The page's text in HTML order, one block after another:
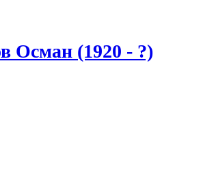
Осман (1920 - ?)